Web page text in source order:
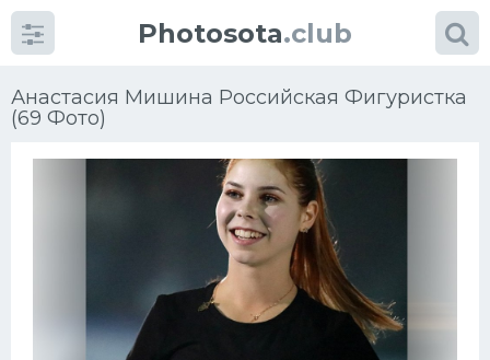
Photosota.club
Анастасия Мишина Российская Фигуристка
(69 Фото)
Фото
Много картинок...